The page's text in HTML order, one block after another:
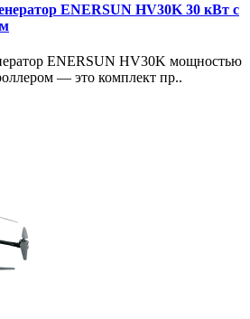
ENERSUN HV30K 30 кВт с
ENERSUN HV30K мощностью
— это комплект пр..